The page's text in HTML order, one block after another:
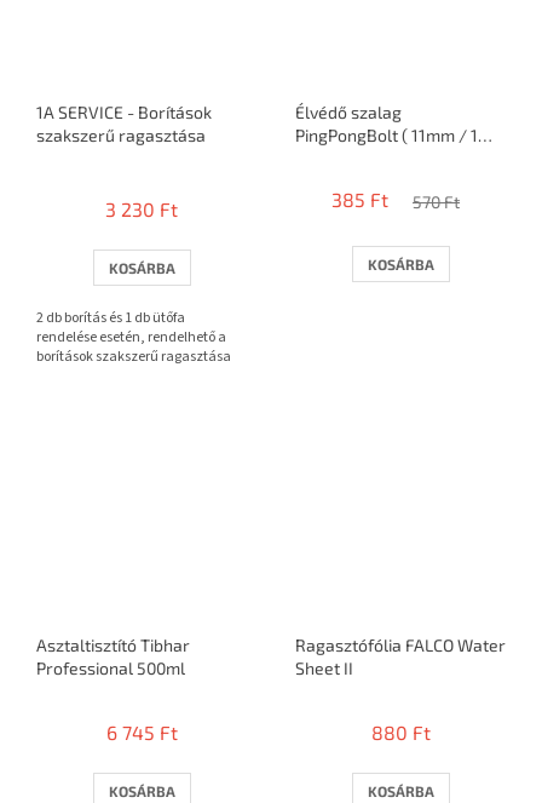
1A SERVICE - Borítások
szakszerű ragasztása
átlagos
5-
ből
csillag.
3 230 Ft
KOSÁRBA
2 db borítás és 1 db ütőfa
rendelése esetén, rendelhető a
borítások szakszerű ragasztása
Élvédő szalag
PingPongBolt ( 11mm / 1
385 Ft 570 Ft
KOSÁRBA
Asztaltisztító Tibhar
Professional 500ml
6 745 Ft
KOSÁRBA
Ragasztófólia FALCO Water
Sheet II
880 Ft
KOSÁRBA